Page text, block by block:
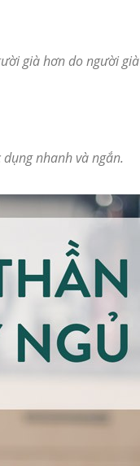
già hơn do người già
nhanh và ngắn.